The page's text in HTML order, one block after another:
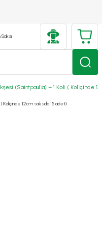
(Saintpaulia) – 1 Koli ( Koliçinde